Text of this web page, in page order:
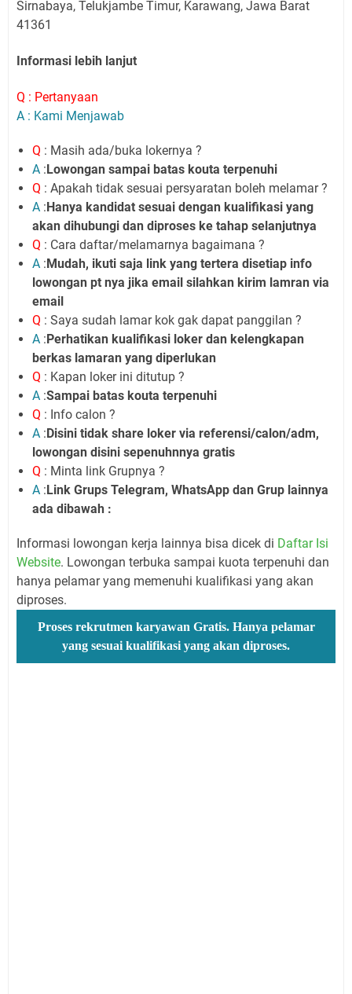
Sirnabaya, Telukjambe Timur, Karawang, Jawa Barat
41361
Informasi lebih lanjut
Q : Pertanyaan
A : Kami Menjawab
Q : Masih ada/buka lokernya ?
A :Lowongan sampai batas kouta terpenuhi
Q : Apakah tidak sesuai persyaratan boleh melamar ?
A :Hanya kandidat sesuai dengan kualifikasi yang
akan dihubungi dan diproses ke tahap selanjutnya
Q : Cara daftar/melamarnya bagaimana ?
A :Mudah, ikuti saja link yang tertera disetiap info
lowongan pt nya jika email silahkan kirim lamran via
email
Q : Saya sudah lamar kok gak dapat panggilan ?
A :Perhatikan kualifikasi loker dan kelengkapan
berkas lamaran yang diperlukan
Q : Kapan loker ini ditutup ?
A :Sampai batas kouta terpenuhi
Q : Info calon ?
A :Disini tidak share loker via referensi/calon/adm,
lowongan disini sepenuhnnya gratis
Q : Minta link Grupnya ?
A :Link Grups Telegram, WhatsApp dan Grup lainnya
ada dibawah :
Informasi lowongan kerja lainnya bisa dicek di Daftar Isi
Website. Lowongan terbuka sampai kuota terpenuhi dan
hanya pelamar yang memenuhi kualifikasi yang akan
diproses.
Proses rekrutmen karyawan Gratis. Hanya pelamar
yang sesuai kualifikasi yang akan diproses.